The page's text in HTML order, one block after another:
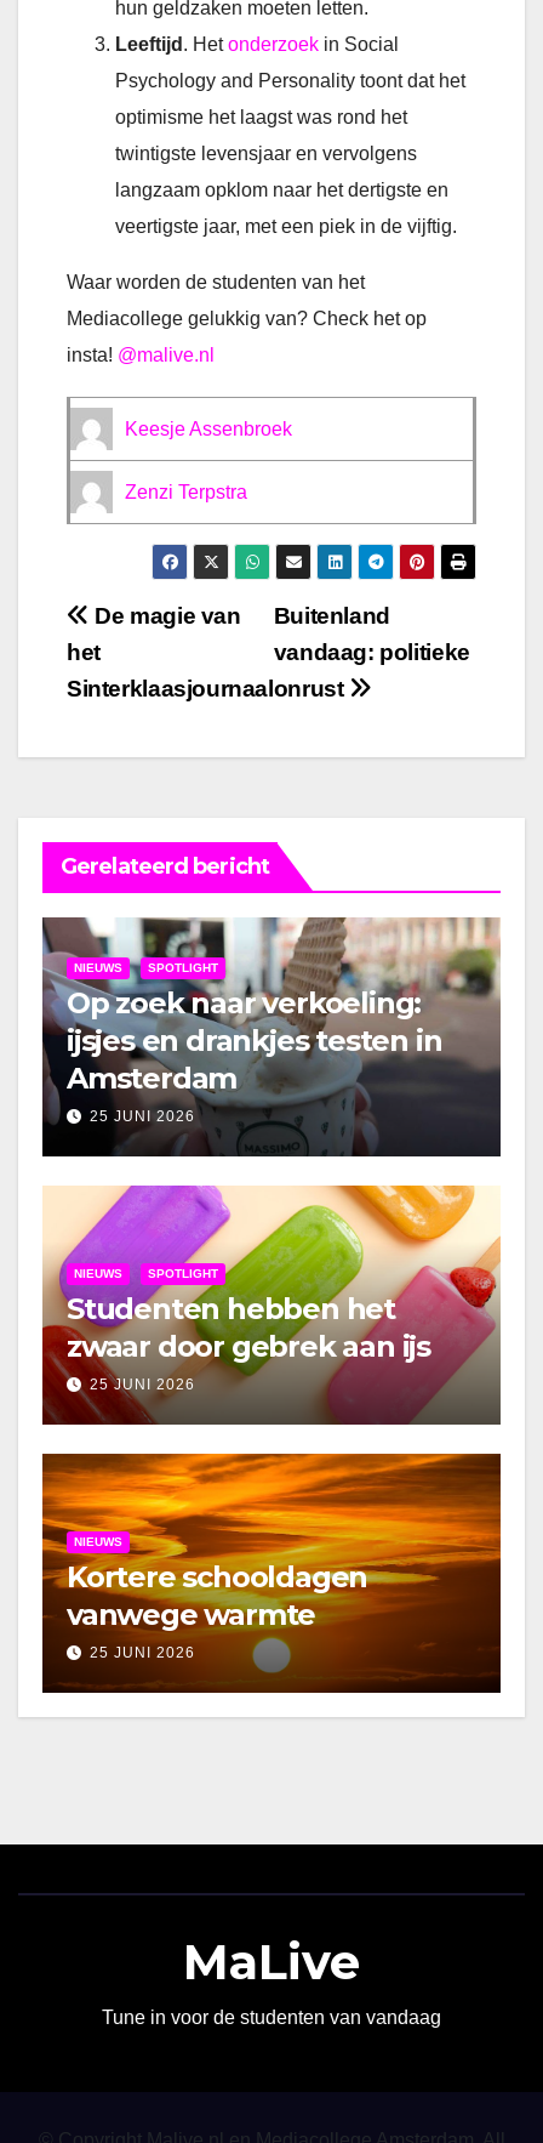
hun geldzaken moeten letten.
Leeftijd . Hetonderzoek in Social
Psychology and Personality toont dat het
optimisme het laagst was rond het
twintigste levensjaar en vervolgens
langzaam opklom naar het dertigste en
veertigste jaar, met een piek in de vijftig.
Waar worden de studenten van het
Mediacollege gelukkig van? Check het op
insta! @malive.nl
Keesje Assenbroek
Zenzi Terpstra
Bericht
navigatie
Buitenland
vandaag: politieke
onrust
De magie van
het
Sinterklaasjournaal
Gerelateerd bericht
NIEUWS SPOTLIGHT
Op zoek naar verkoeling:
ijsjes en drankjes testen in
Amsterdam
25 JUNI 2026
NIEUWS SPOTLIGHT
Studenten hebben het
zwaar door gebrek aan ijs
25 JUNI 2026
NIEUWS
Kortere schooldagen
vanwege warmte
25 JUNI 2026
MaLive
Tune in voor de studenten van vandaag